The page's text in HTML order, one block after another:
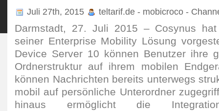
Juli 27th, 2015 teltarif.de - mobicroco -
Darmstadt, 27. Juli 2015 – Cosynus
seiner Enterprise Mobility Lösung
Device Server 10 können Benutzer ihre
Ordnerstruktur auf ihrem mobilen
können Nachrichten bereits unterwegs
mobil auf persönliche Unterordner
hinaus ermöglicht die Integration